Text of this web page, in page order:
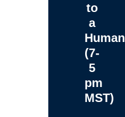
to
a
Human
(7-
5
pm
MST)